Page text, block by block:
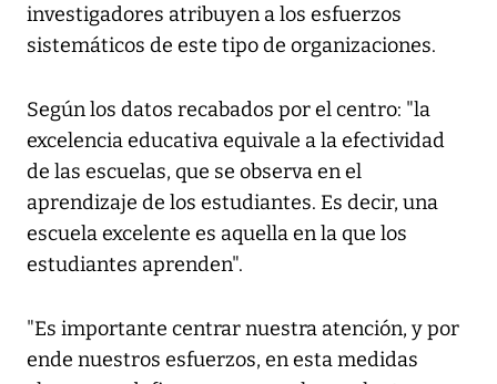
investigadores atribuyen a los esfuerzos
sistemáticos de este tipo de organizaciones.
Según los datos recabados por el centro: "la
excelencia educativa equivale a la efectividad
de las escuelas, que se observa en el
aprendizaje de los estudiantes. Es decir, una
escuela excelente es aquella en la que los
estudiantes aprenden".
"Es importante centrar nuestra atención, y por
ende nuestros esfuerzos, en esta medidas